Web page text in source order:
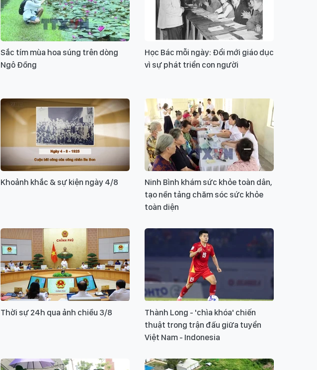
Sắc tím mùa hoa súng trên dòng
Ngô Đồng
Học Bác mỗi ngày: Đổi mới giáo dục
vì sự phát triển con người
Khoảnh khắc & sự kiện ngày 4/8
Ninh Bình khám sức khỏe toàn dân,
tạo nền tảng chăm sóc sức khỏe
toàn diện
Thời sự 24h qua ảnh chiều 3/8
Thành Long - 'chìa khóa' chiến
thuật trong trận đấu giữa tuyển
Việt Nam - Indonesia